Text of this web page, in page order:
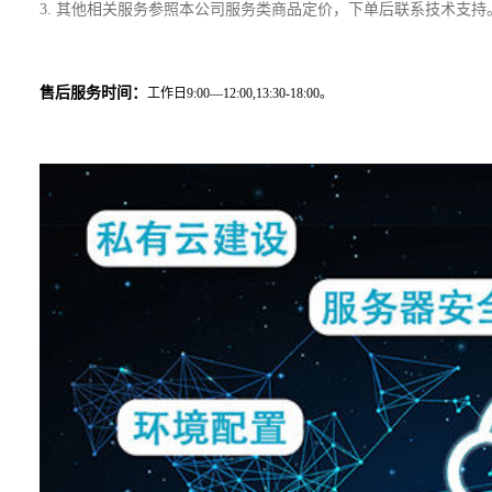
3. 其他相关服务参照本公司服务类商品定价，下单后联系技术支持
售后服务时间： 工作日9:00—12:00,13:30-18:00。